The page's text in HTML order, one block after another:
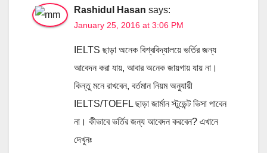
Rashidul Hasan says:
January 25, 2016 at 3:06 PM
IELTS ছাড়া অনেক বিশ্ববিদ্যালয়ে ভর্তির জন্য
আবেদন করা যায়, আবার অনেক জায়গায় যায় না।
কিন্তু মনে রাখবেন, বর্তমান নিয়ম অনুযায়ী
IELTS/TOEFL ছাড়া জার্মান স্টুডেন্ট ভিসা পাবেন
না। কীভাবে ভর্তির জন্য আবেদন করবেন? এখানে
দেখুনঃ